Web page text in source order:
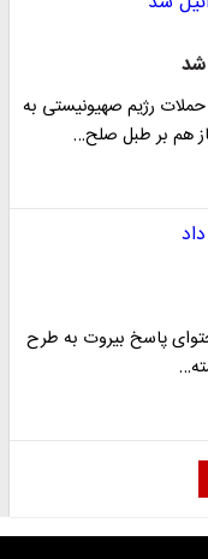
شد
رژیم صهیونیستی به
هم بر طبل صلح…
پاسخ بیروت به طرح